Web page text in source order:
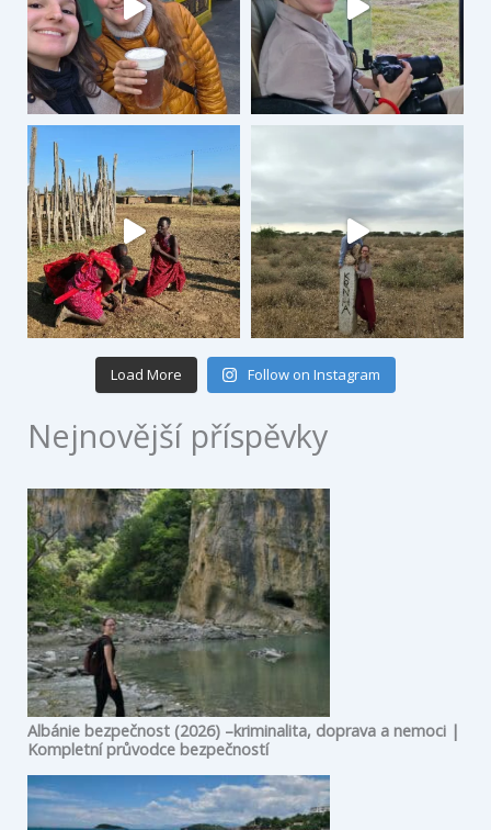
Load More Follow on Instagram
Nejnovější příspěvky
Albánie bezpečnost (2026) –kriminalita, doprava a nemoci |
Kompletní průvodce bezpečností